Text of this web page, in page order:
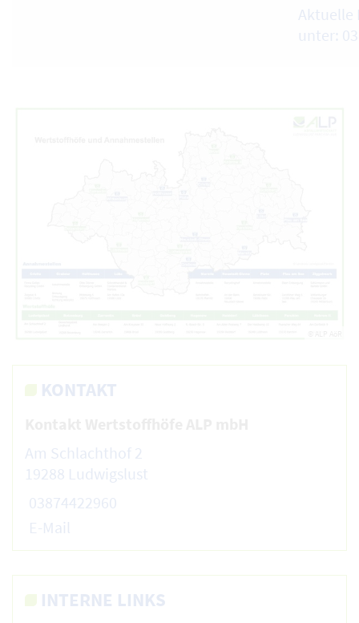
Aktuelle
unter:
KONTAKT
Am Schlachthof 2
19288 Ludwigslust
03874422960
E-Mail
INTERNE LINKS